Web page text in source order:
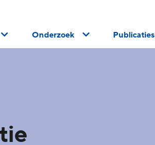
Onderzoek Publicaties